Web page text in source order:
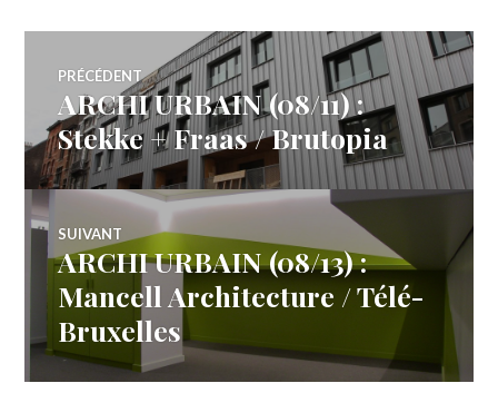
Navigation
de
l’article
PRÉCÉDENT
Article
précédent :
ARCHI URBAIN (08/11) :
Stekke + Fraas / Brutopia
SUIVANT
Article
Suivant:
ARCHI URBAIN (08/13) :
Mancell Architecture / Télé-
Bruxelles